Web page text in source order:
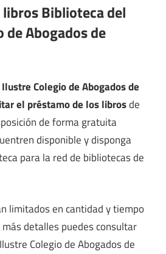
Biblioteca del
de Abogados de
Colegio de Abogados de
el préstamo de los librosde
de forma gratuita
disponible y disponga
para la red de bibliotecas de
limitados en cantidad y tiempo
detalles puedes consultar
Colegio de Abogados de